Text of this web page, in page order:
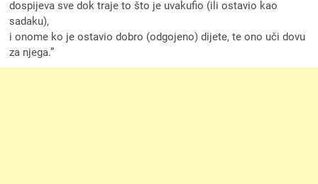
dospijeva sve dok traje to što je uvakufio (ili ostavio kao
sadaku),
i onome ko je ostavio dobro (odgojeno) dijete, te ono uči dovu
za njega.”